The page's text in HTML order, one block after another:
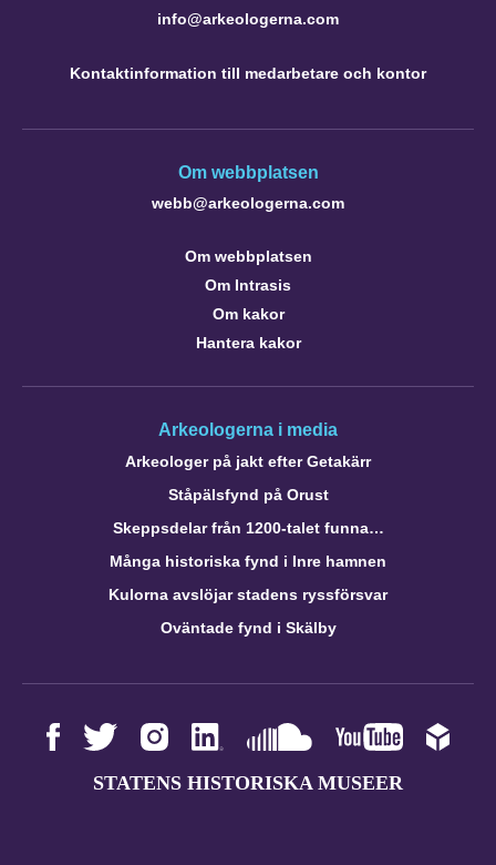
info@arkeologerna.com
Kontaktinformation till medarbetare och kontor
Om webbplatsen
webb@arkeologerna.com
Om webbplatsen
Om Intrasis
Om kakor
Hantera kakor
Arkeologerna i media
Arkeologer på jakt efter Getakärr
Ståpälsfynd på Orust
Skeppsdelar från 1200-talet funna…
Många historiska fynd i Inre hamnen
Kulorna avslöjar stadens ryssförsvar
Oväntade fynd i Skälby
STATENS HISTORISKA MUSEER